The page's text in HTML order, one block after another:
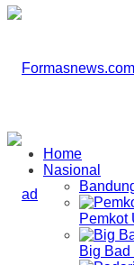
Home
Nasional
Pemkot
Big